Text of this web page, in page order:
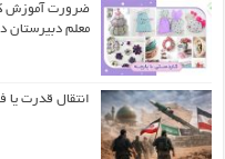
ضرورت آموزش
معلم دبیرستان
انتقال قدرت یا